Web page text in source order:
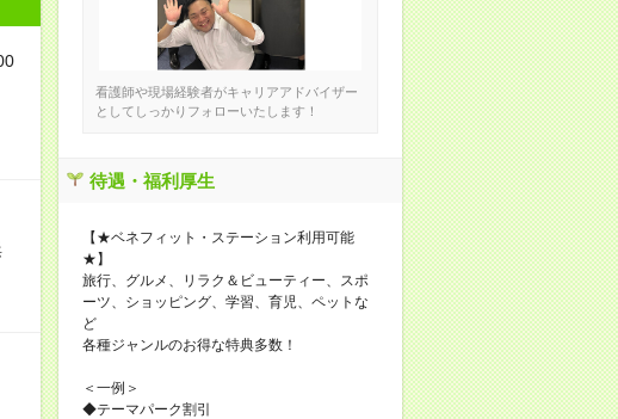
看護師や現場経験者がキャリアアドバイザー
としてしっかりフォローいたします！
待遇・福利厚生
【★ベネフィット・ステーション利用可能
★】
旅行、グルメ、リラク＆ビューティー、スポ
ーツ、ショッピング、学習、育児、ペットな
ど
各種ジャンルのお得な特典多数！
＜一例＞
◆テーマパーク割引